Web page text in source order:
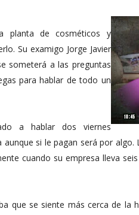
planta de cosméticos y
Su examigo Jorge Javier
someterá a las preguntas
para hablar de todo un
a hablar dos viernes
si le pagan será por
cuando su empresa lleva
que se siente más cerca de la